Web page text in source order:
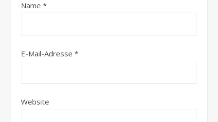
Name *
E-Mail-Adresse *
Website